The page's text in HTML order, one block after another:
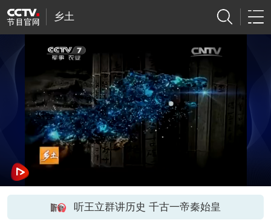
乡土
听王立群讲历史 千古一帝秦始皇